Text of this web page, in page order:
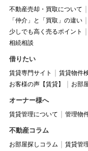
不動産売却・買取について
「仲介」と「買取」の違い
少しでも高く売るポイント
相続相談
借りたい
賃貸専門サイト 賃貸物件
お客様の声【賃貸】
お部
オーナー様へ
賃貸管理について 管理物
不動産コラム
お部屋探しコラム 賃貸管